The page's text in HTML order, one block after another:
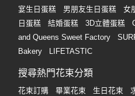
宴生日蛋糕
男朋友生日蛋糕 女
日蛋糕
結婚蛋糕 3D立體蛋糕
and Queens Sweet Factory
Bakery
LIFETASTIC
搜尋熱門花束分類
花束訂購 畢業花束 生日花束